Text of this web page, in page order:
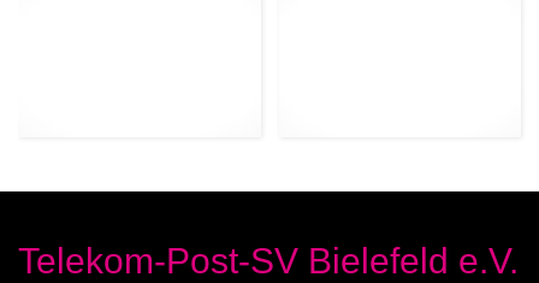
Telekom-Post-SV Bielefeld e.V.